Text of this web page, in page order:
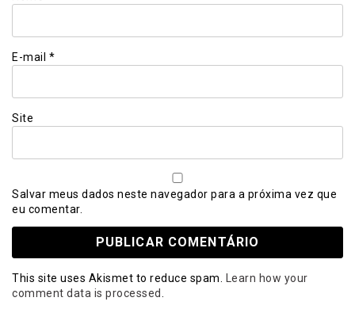
E-mail *
Site
Salvar meus dados neste navegador para a próxima vez que
eu comentar.
This site uses Akismet to reduce spam.
Learn how your
comment data is processed